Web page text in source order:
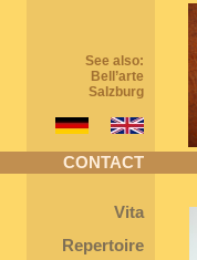
See also:
Bell’arte
Salzburg
CONTACT
Vita
Repertoire